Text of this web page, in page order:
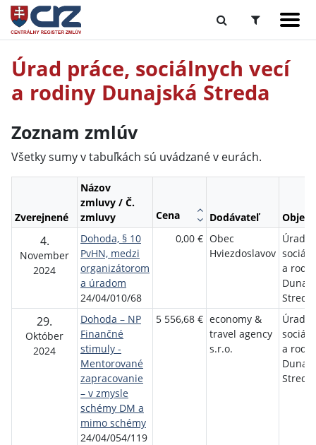
Úrad práce, sociálnych vecí
a rodiny Dunajská Streda
Zoznam zmlúv
Všetky sumy v tabuľkách sú uvádzané v eurách.
Zverejnené
Názov
zmluvy / Č.
zmluvy
Cena Dodávateľ
4.
November
2024
Dohoda, § 10
PvHN, medzi
organizátorom
a úradom
24/04/010/68
0,00 € Obec
Hviezdoslavov
Úrad
a
Streda
29.
Október
2024
Dohoda – NP
Finančné
stimuly -
Mentorované
zapracovanie
– v zmysle
schémy DM a
mimo schémy
24/04/054/119
5 556,68 € economy &
travel agency
s.r.o.
Úrad
a
Streda